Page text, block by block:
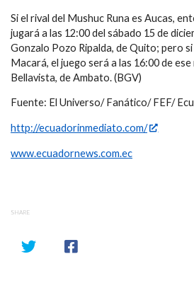
Si el rival del Mushuc Runa es Aucas,
jugará a las 12:00 del sábado 15 de
Gonzalo Pozo Ripalda, de Quito; pero
Macará, el juego será a las 16:00 de
Bellavista, de Ambato. (BGV)
Fuente: El Universo/ Fanático/ FEF/
http://ecuadorinmediato.com/
www.ecuadornews.com.ec
SHARE